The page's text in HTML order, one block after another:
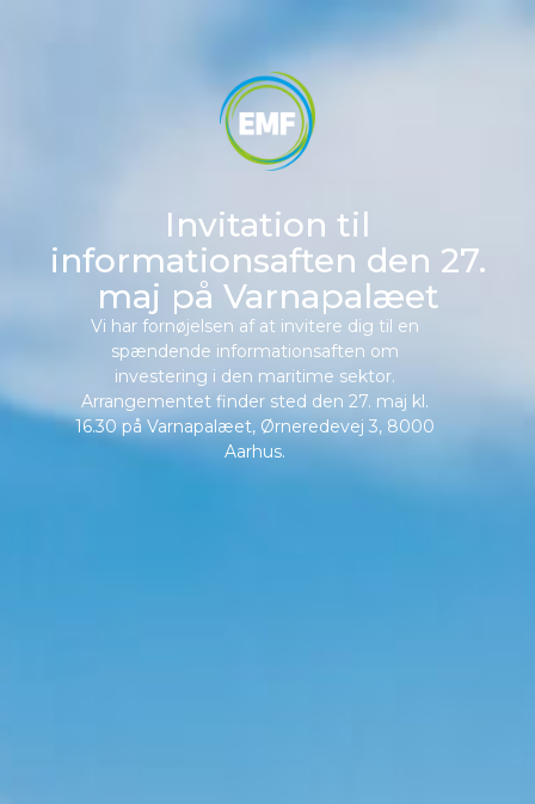
Invitation til
informationsaften den 27.
maj på Varnapalæet
Vi har fornøjelsen af at invitere dig til en
spændende informationsaften om
investering i den maritime sektor.
Arrangementet finder sted den 27. maj kl.
16.30 på Varnapalæet, Ørneredevej 3, 8000
Aarhus.